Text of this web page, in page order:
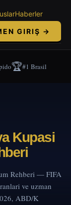
Haberler
GIRIŞ →
🏆#1 Brasil
Kupasi
Rehberi — FIFA
ve uzman
ABD/K